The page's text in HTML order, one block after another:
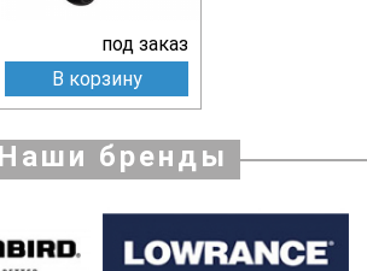
под заказ
В корзину
Наши бренды